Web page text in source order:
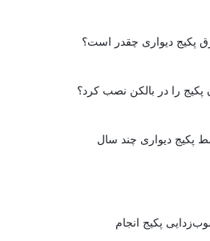
پکیج دیواری چقدر است؟
پکیج را در بالکن نصب کرد؟
پکیج دیواری چند سال
پکیج انجام